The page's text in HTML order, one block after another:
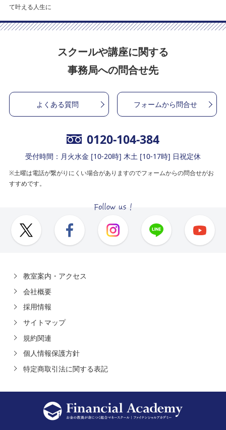
て叶える人生に
スクールや講座に関する
事務局への問合せ先
よくある質問 フォームから問合せ
0120-104-384
受付時間：月火水金 [10-20時] 木土 [10-17時] 日祝定休
※土曜は電話が繋がりにくい場合がありますのでフォームからの問合せがお
すすめです。
教室案内・アクセス
会社概要
採用情報
サイトマップ
規約関連
個人情報保護方針
特定商取引法に関する表記